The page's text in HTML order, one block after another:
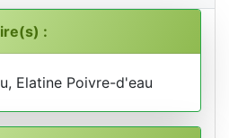
:
Elatine Poivre-d'eau